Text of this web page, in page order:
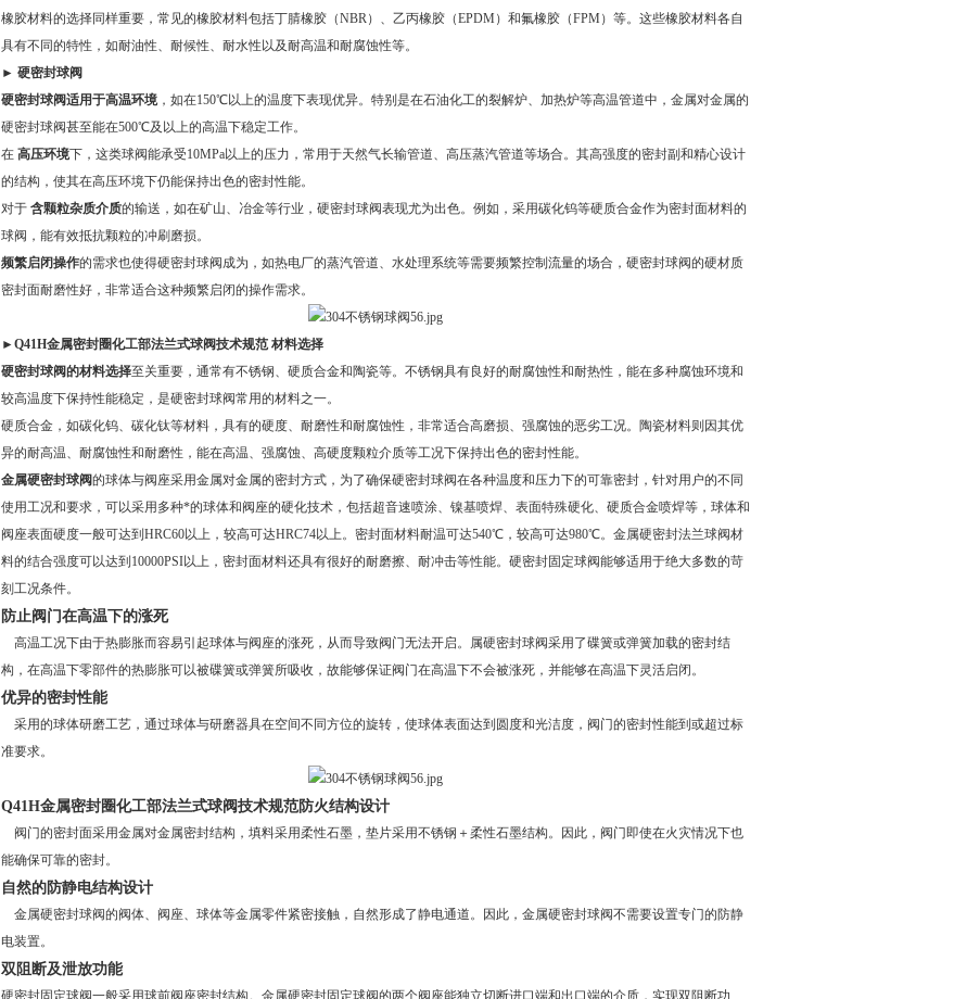
橡胶材料的选择同样重要，常见的橡胶材料包括丁腈橡胶（NBR）、乙丙橡胶（EPDM）和氟橡胶（FPM）等。这些橡胶材料各自
具有不同的特性，如耐油性、耐候性、耐水性以及耐高温和耐腐蚀性等。
► 硬密封球阀
硬密封球阀适用于高温环境，如在150℃以上的温度下表现优异。特别是在石油化工的裂解炉、加热炉等高温管道中，金属对金属的
硬密封球阀甚至能在500℃及以上的高温下稳定工作。
在高压环境下，这类球阀能承受10MPa以上的压力，常用于天然气长输管道、高压蒸汽管道等场合。其高强度的密封副和精心设计
的结构，使其在高压环境下仍能保持出色的密封性能。
对于含颗粒杂质介质的输送，如在矿山、冶金等行业，硬密封球阀表现尤为出色。例如，采用碳化钨等硬质合金作为密封面材料的
球阀，能有效抵抗颗粒的冲刷磨损。
频繁启闭操作的需求也使得硬密封球阀成为，如热电厂的蒸汽管道、水处理系统等需要频繁控制流量的场合，硬密封球阀的硬材质
密封面耐磨性好，非常适合这种频繁启闭的操作需求。
►Q41H金属密封圈化工部法兰式球阀技术规范材料选择
硬密封球阀的材料选择至关重要，通常有不锈钢、硬质合金和陶瓷等。不锈钢具有良好的耐腐蚀性和耐热性，能在多种腐蚀环境和
较高温度下保持性能稳定，是硬密封球阀常用的材料之一。
硬质合金，如碳化钨、碳化钛等材料，具有的硬度、耐磨性和耐腐蚀性，非常适合高磨损、强腐蚀的恶劣工况。陶瓷材料则因其优
异的耐高温、耐腐蚀性和耐磨性，能在高温、强腐蚀、高硬度颗粒介质等工况下保持出色的密封性能。
金属硬密封球阀的球体与阀座采用金属对金属的密封方式，为了确保硬密封球阀在各种温度和压力下的可靠密封，针对用户的不同
使用工况和要求，可以采用多种*的球体和阀座的硬化技术，包括超音速喷涂、镍基喷焊、表面特殊硬化、硬质合金喷焊等，球体和
阀座表面硬度一般可达到HRC60以上，较高可达HRC74以上。密封面材料耐温可达540℃，较高可达980℃。金属硬密封法兰球阀材
料的结合强度可以达到10000PSI以上，密封面材料还具有很好的耐磨擦、耐冲击等性能。硬密封固定球阀能够适用于绝大多数的苛
刻工况条件。
防止阀门在高温下的涨死
高温工况下由于热膨胀而容易引起球体与阀座的涨死，从而导致阀门无法开启。属硬密封球阀采用了碟簧或弹簧加载的密封结
构，在高温下零部件的热膨胀可以被碟簧或弹簧所吸收，故能够保证阀门在高温下不会被涨死，并能够在高温下灵活启闭。
优异的密封性能
采用的球体研磨工艺，通过球体与研磨器具在空间不同方位的旋转，使球体表面达到圆度和光洁度，阀门的密封性能到或超过标
准要求。
Q41H金属密封圈化工部法兰式球阀技术规范防火结构设计
阀门的密封面采用金属对金属密封结构，填料采用柔性石墨，垫片采用不锈钢＋柔性石墨结构。因此，阀门即使在火灾情况下也
能确保可靠的密封。
自然的防静电结构设计
金属硬密封球阀的阀体、阀座、球体等金属零件紧密接触，自然形成了静电通道。因此，金属硬密封球阀不需要设置专门的防静
电装置。
双阻断及泄放功能
硬密封固定球阀一般采用球前阀座密封结构。金属硬密封固定球阀的两个阀座能独立切断进口端和出口端的介质，实现双阻断功